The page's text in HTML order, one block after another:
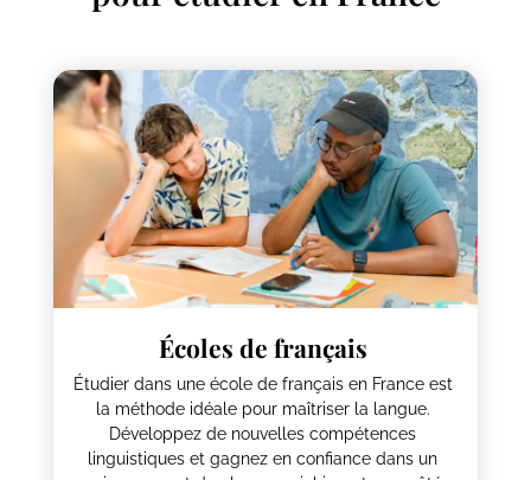
Écoles de français
Étudier dans une école de français en France est
la méthode idéale pour maîtriser la langue.
Développez de nouvelles compétences
linguistiques et gagnez en confiance dans un